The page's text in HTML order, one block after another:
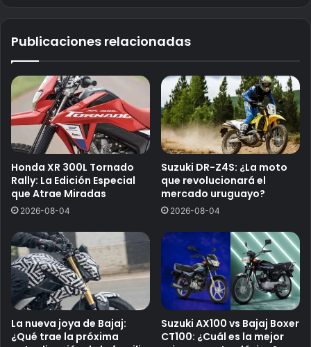
Publicaciones relacionadas
Honda XR 300L Tornado
Rally: La Edición Especial
que Atrae Miradas
2026-08-04
Suzuki DR-Z4S: ¿La moto
que revolucionará el
mercado uruguayo?
2026-08-04
La nueva joya de Bajaj:
¿Qué trae la próxima
Suzuki AX100 vs Bajaj Boxer
CT100: ¿Cuál es la mejor